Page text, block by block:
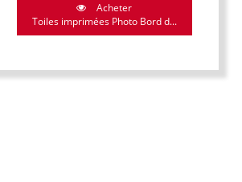
Acheter
Toiles imprimées Photo Bord d...